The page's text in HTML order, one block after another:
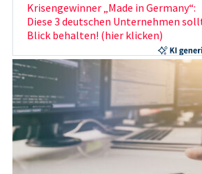
Krisengewinner „Made in Germany“:
Diese 3 deutschen Unternehmen
Blick behalten! (hier klicken)